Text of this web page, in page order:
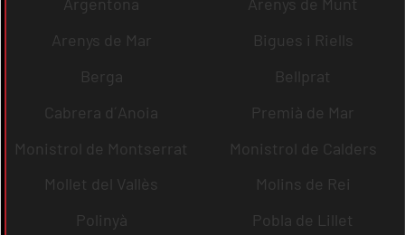
Argentona
Arenys de Munt
Arenys de Mar
Bigues i Riells
Berga
Bellprat
Cabrera d´Anoia
Premià de Mar
Monistrol de Montserrat
Monistrol de Calders
Mollet del Vallès
Molins de Rei
Polinyà
Pobla de Lillet